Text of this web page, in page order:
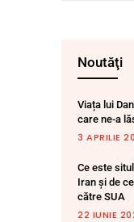
Noutăţi
Viața lui
care ne-a
3 APRILIE
Ce este
Iran și de
către SUA
22 IUNIE